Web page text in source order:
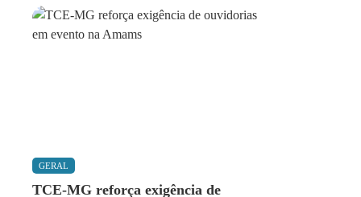
GERAL
TCE-MG reforça exigência de